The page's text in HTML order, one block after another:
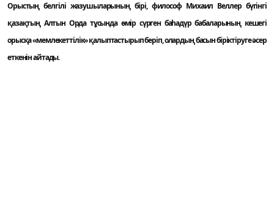
Орыстың белгілі жазушыларының бірі, философ Михаил Веллер бүгінгі
қазақтың Алтын Орда тұсында өмір сүрген баһадүр бабаларының кешегі
орысқа «мемлекеттілік» қалыптастырып беріп, олардың басын біріктіруге әсер
еткенін айтады.